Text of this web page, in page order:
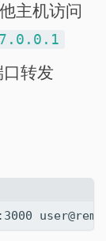
主机访问
转发